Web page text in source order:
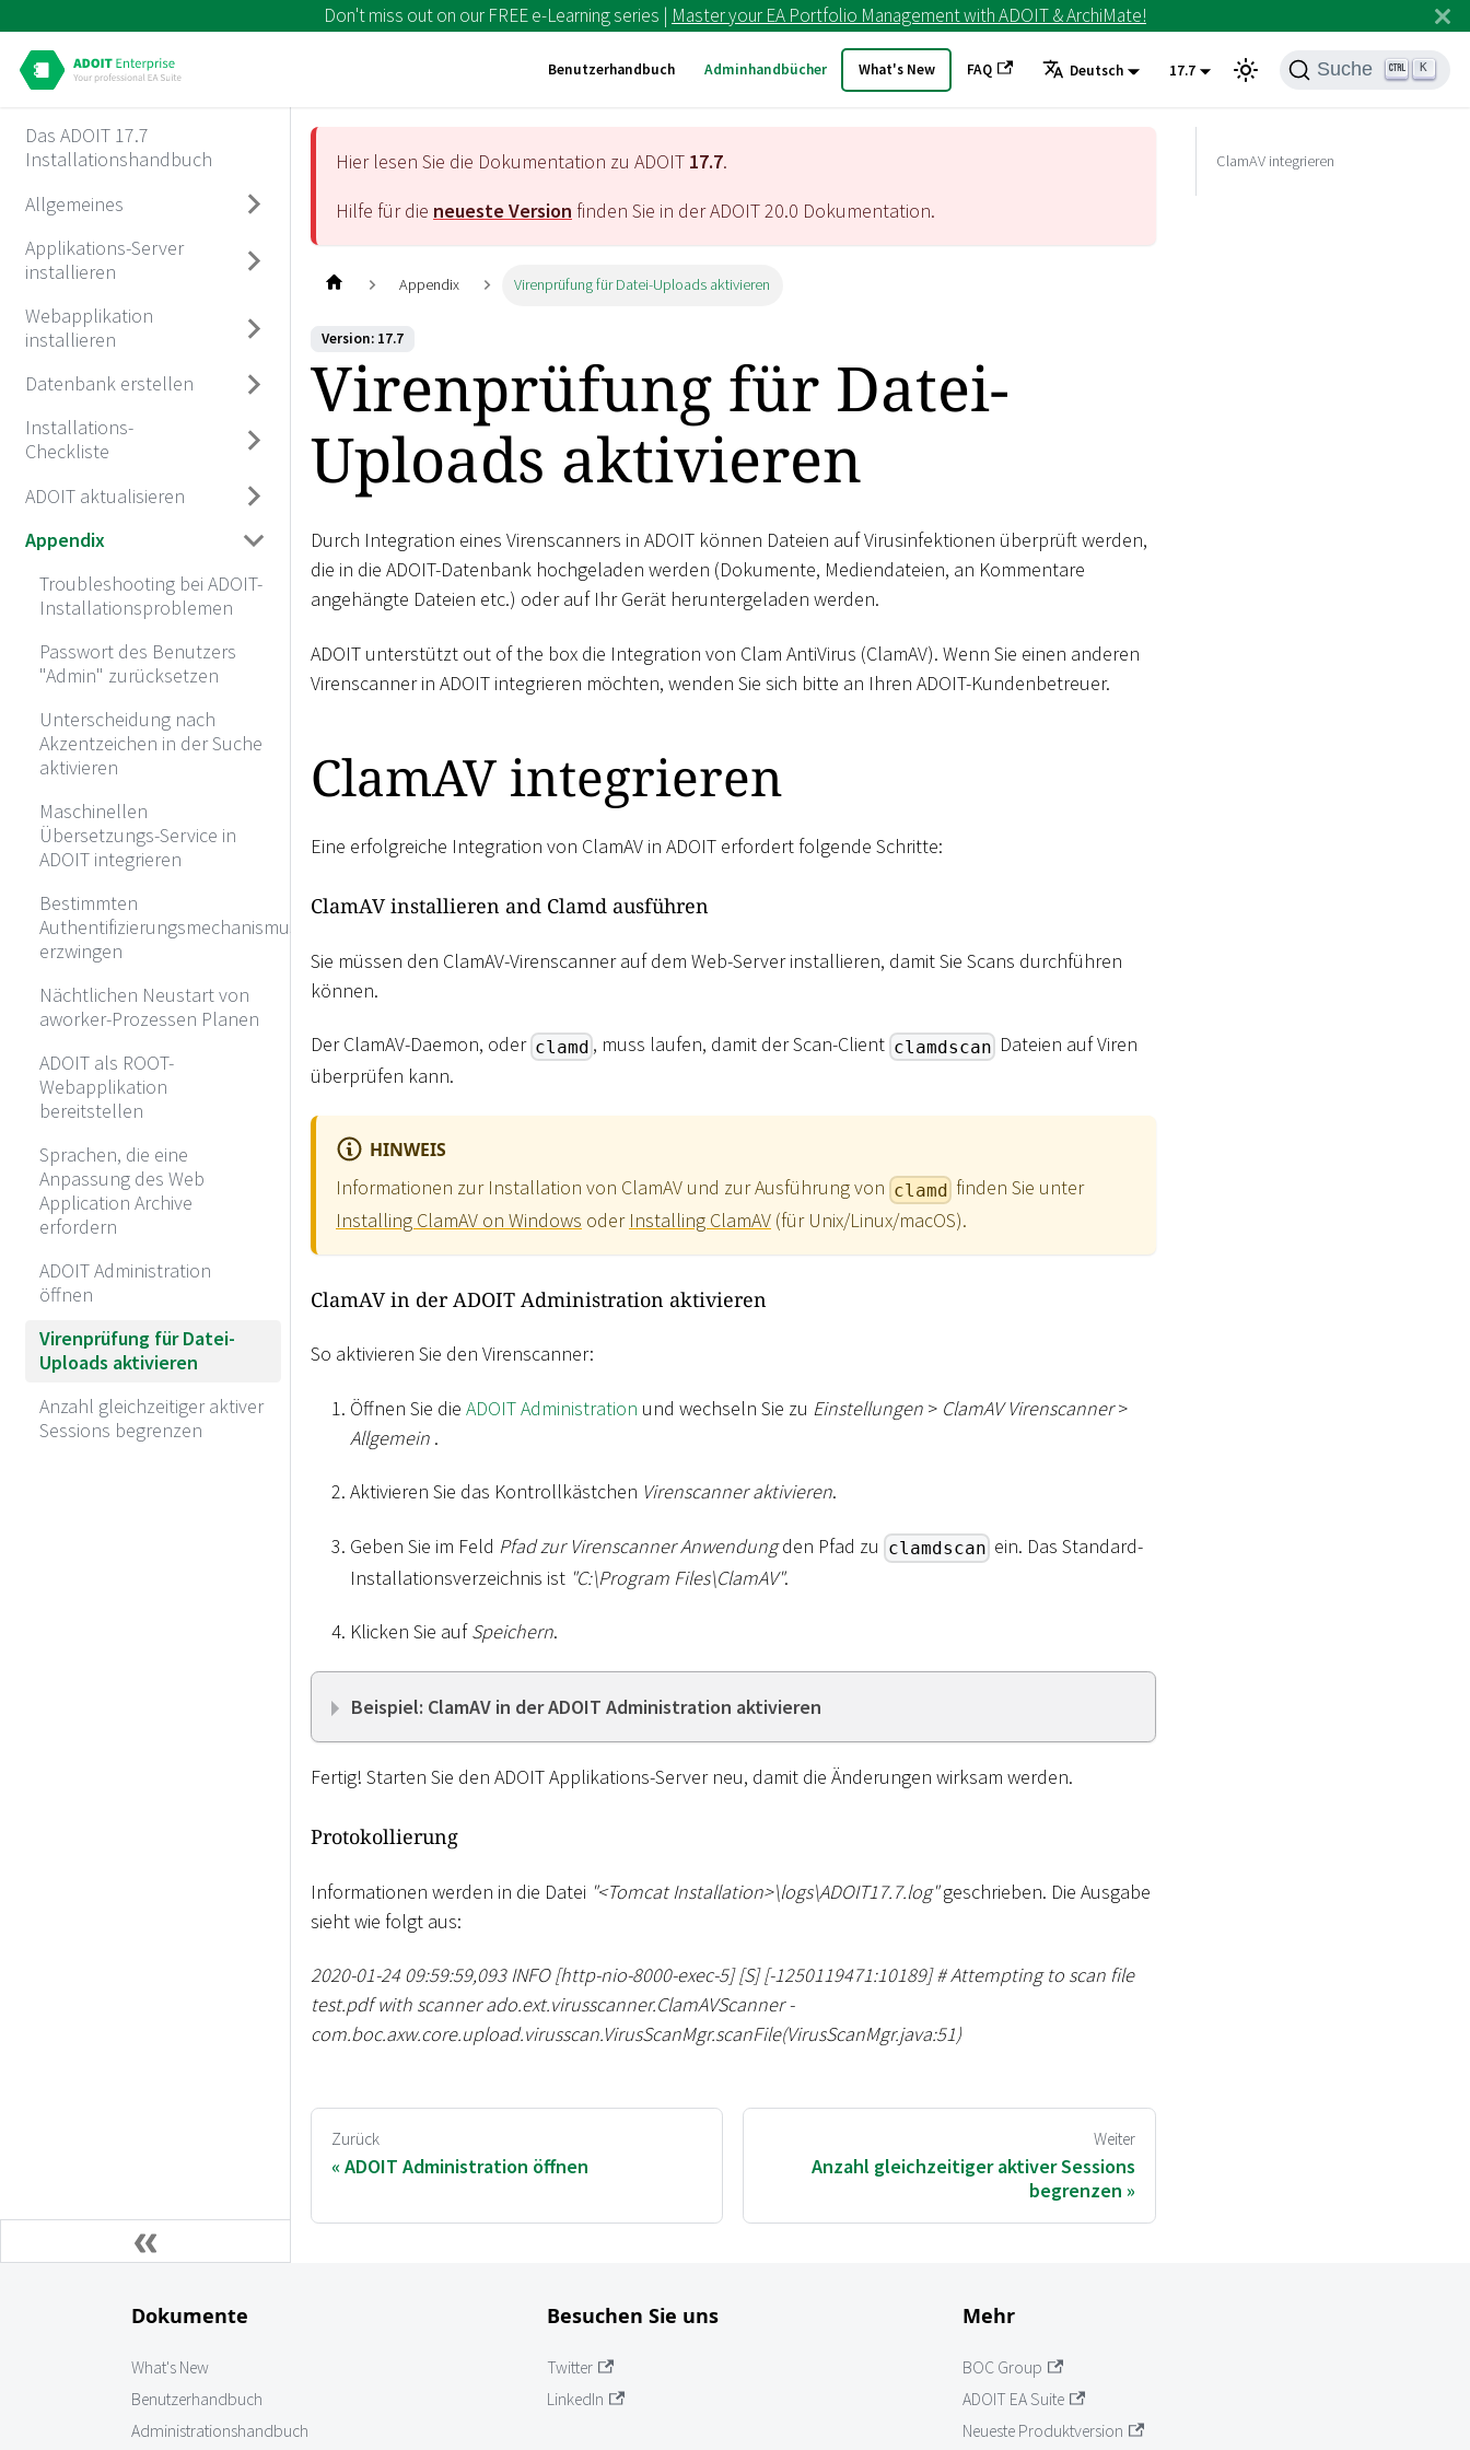
Don't miss out on our FREE e-Learning series | Master your EA Portfolio Management with ADOIT & ArchiMate!
Benutzerhandbuch Adminhandbücher What's New FAQ Deutsch 17.7 Suche K
Das ADOIT 17.7
Installationshandbuch
Allgemeines
Applikations-Server
installieren
Webapplikation
installieren
Datenbank erstellen
Installations-
Checkliste
ADOIT aktualisieren
Appendix
Troubleshooting bei ADOIT-
Installationsproblemen
Passwort des Benutzers
"Admin" zurücksetzen
Unterscheidung nach
Akzentzeichen in der Suche
aktivieren
Maschinellen
Übersetzungs-Service in
ADOIT integrieren
Bestimmten
Authentifizierungsmechanismus
erzwingen
Nächtlichen Neustart von
aworker-Prozessen Planen
ADOIT als ROOT-
Webapplikation
bereitstellen
Sprachen, die eine
Anpassung des Web
Application Archive
erfordern
ADOIT Administration
öffnen
Virenprüfung für Datei-
Uploads aktivieren
Anzahl gleichzeitiger aktiver
Sessions begrenzen
Hier lesen Sie die Dokumentation zu ADOIT 17.7.
Hilfe für die neueste Version finden Sie in der ADOIT20.0 Dokumentation.
Appendix Virenprüfung für Datei-Uploads aktivieren
Version: 17.7
Virenprüfung für Datei-
Uploads aktivieren
Durch Integration eines Virenscanners in ADOIT können Dateien auf Virusinfektionen überprüft werden,
die in die ADOIT-Datenbank hochgeladen werden (Dokumente, Mediendateien, an Kommentare
angehängte Dateien etc.) oder auf Ihr Gerät heruntergeladen werden.
ADOIT unterstützt out of the box die Integration von Clam AntiVirus (ClamAV). Wenn Sie einen anderen
Virenscanner in ADOIT integrieren möchten, wenden Sie sich bitte an Ihren ADOIT-Kundenbetreuer.
ClamAV integrieren
Eine erfolgreiche Integration von ClamAV in ADOIT erfordert folgende Schritte:
ClamAV installieren and Clamd ausführen
Sie müssen den ClamAV-Virenscanner auf dem Web-Server installieren, damit Sie Scans durchführen
können.
Der ClamAV-Daemon, oder clamd , muss laufen, damit der Scan-Client clamdscan Dateien auf Viren
überprüfen kann.
HINWEIS
Informationen zur Installation von ClamAV und zur Ausführung von clamd finden Sie unter
Installing ClamAV on Windows oder Installing ClamAV (für Unix/Linux/macOS).
ClamAV in der ADOIT Administration aktivieren
So aktivieren Sie den Virenscanner:
Öffnen Sie die ADOIT Administration und wechseln Sie zu Einstellungen > ClamAV Virenscanner >
Allgemein .
Aktivieren Sie das Kontrollkästchen Virenscanner aktivieren.
Geben Sie im Feld Pfad zur Virenscanner Anwendungden Pfad zu clamdscan ein. Das Standard-
Installationsverzeichnis ist "C:\Program Files\ClamAV".
Klicken Sie aufSpeichern.
Beispiel: ClamAV in der ADOIT Administration aktivieren
Fertig! Starten Sie den ADOIT Applikations-Server neu, damit die Änderungen wirksam werden.
Protokollierung
Informationen werden in die Datei "<Tomcat Installation>\logs\ADOIT17.7.log"geschrieben. Die Ausgabe
sieht wie folgt aus:
2020-01-24 09:59:59,093 INFO[http-nio-8000-exec-5] [S] [-1250119471:10189] #Attempting to scan file
test.pdf with scanner ado.ext.virusscanner.ClamAVScanner -
com.boc.axw.core.upload.virusscan.VirusScanMgr.scanFile(VirusScanMgr.java:51)
Zurück
ADOIT Administration öffnen
Weiter
Anzahl gleichzeitiger aktiver Sessions
begrenzen
ClamAV integrieren
Dokumente
What's New
Benutzerhandbuch
Administrationshandbuch
Besuchen Sie uns
Twitter
LinkedIn
Mehr
BOC Group
ADOIT EA Suite
Neueste Produktversion